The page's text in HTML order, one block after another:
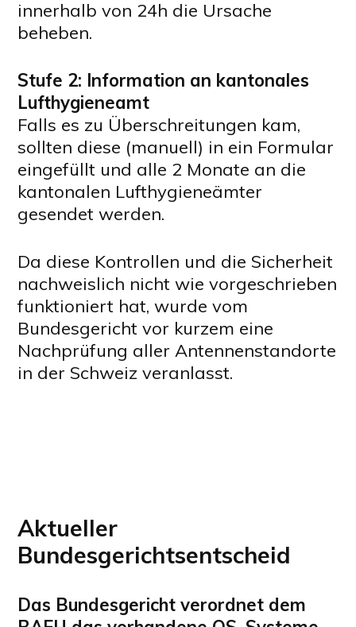
innerhalb von 24h die Ursache
beheben.
Stufe 2: Information an kantonales
Lufthygieneamt
Falls es zu Überschreitungen kam,
sollten diese (manuell) in ein Formular
eingefüllt und alle 2 Monate an die
kantonalen Lufthygieneämter
gesendet werden.
Da diese Kontrollen und die Sicherheit
nachweislich nicht wie vorgeschrieben
funktioniert hat, wurde vom
Bundesgericht vor kurzem eine
Nachprüfung aller Antennenstandorte
in der Schweiz veranlasst.
Aktueller
Bundesgerichtsentscheid
Das Bundesgericht verordnet dem